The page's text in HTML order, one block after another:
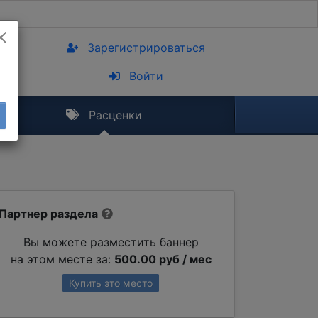
Зарегистрироваться
Войти
Расценки
Партнер раздела
Вы можете разместить баннер
на этом месте за: 500.00 руб / мес
Купить это место